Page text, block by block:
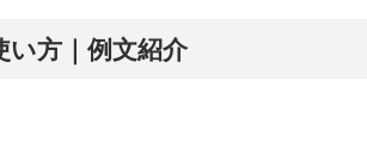
い方｜例文紹介